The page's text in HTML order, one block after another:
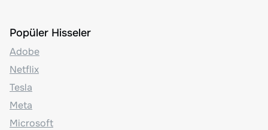
Popüler Hisseler
Adobe
Netflix
Tesla
Meta
Microsoft